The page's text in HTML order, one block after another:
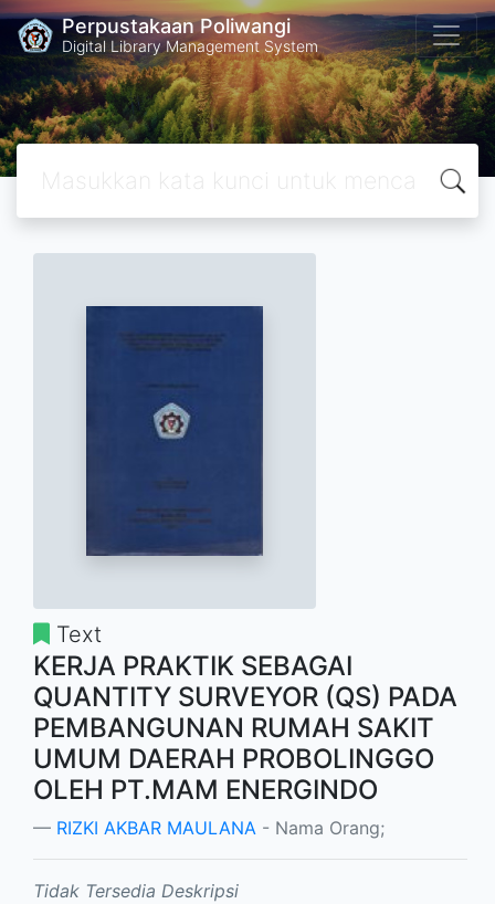
Perpustakaan Poliwangi
Digital Library Management System
Text
KERJA PRAKTIK SEBAGAI
QUANTITY SURVEYOR (QS) PADA
PEMBANGUNAN RUMAH SAKIT
UMUM DAERAH PROBOLINGGO
OLEH PT.MAM ENERGINDO
RIZKI AKBAR MAULANA - Nama Orang;
Tidak Tersedia Deskripsi